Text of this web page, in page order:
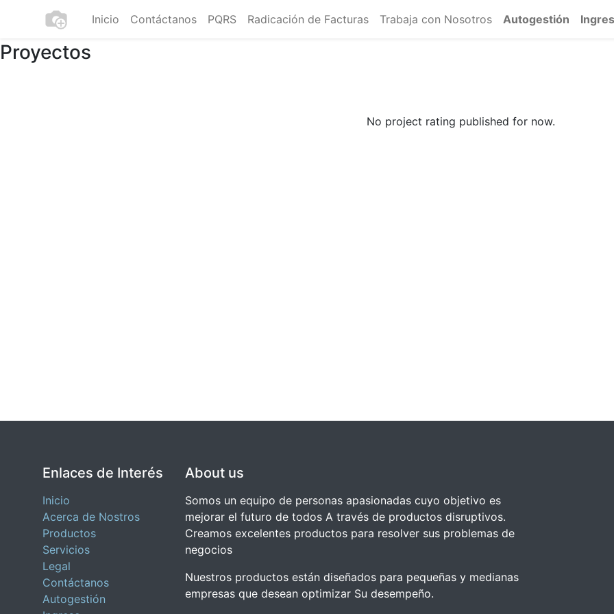
Inicio Contáctanos PQRS Radicación de Facturas Trabaja con Nosotros Autogestión
Proyectos
No project rating published for now.
Enlaces de Interés
Inicio
Acerca de Nostros
Productos
Servicios
Legal
Contáctanos
Autogestión
About us
Somos un equipo de personas apasionadas cuyo objetivo es
mejorar el futuro de todos A través de productos disruptivos.
Creamos excelentes productos para resolver sus problemas de
negocios
Nuestros productos están diseñados para pequeñas y medianas
empresas que desean optimizar Su desempeño.